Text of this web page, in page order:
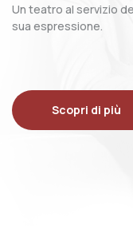
Un teatro al servizio
sua espressione.
Scopri di più